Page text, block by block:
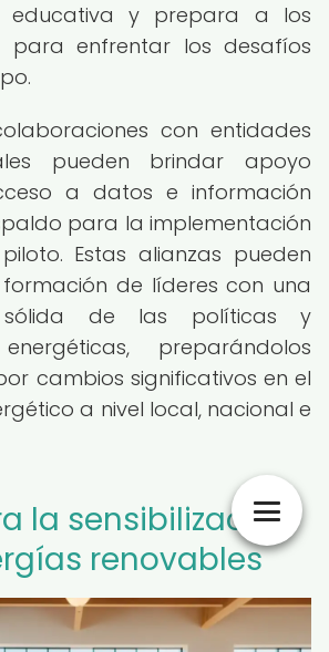
educativa y prepara a los
para enfrentar los desafíos
con entidades
pueden brindar apoyo
a datos e información
para la implementación
Estas alianzas pueden
de líderes con una
sólida de las políticas y
preparándolos
cambios significativos en el
a nivel local, nacional e
la sensibilización
renovables